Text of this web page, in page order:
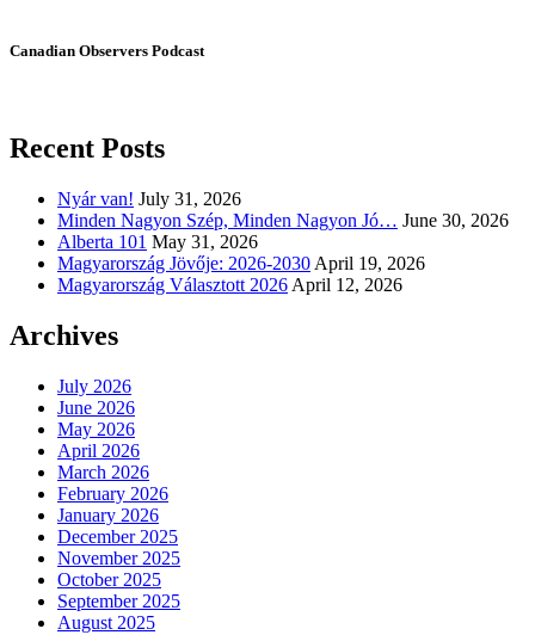
Canadian Observers Podcast
Recent Posts
Nyár van! July 31, 2026
Minden Nagyon Szép, Minden Nagyon Jó… June 30, 2026
Alberta 101 May 31, 2026
Magyarország Jövője: 2026-2030 April 19, 2026
Magyarország Választott 2026 April 12, 2026
Archives
July 2026
June 2026
May 2026
April 2026
March 2026
February 2026
January 2026
December 2025
November 2025
October 2025
September 2025
August 2025